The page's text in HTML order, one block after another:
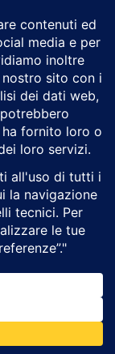
Pilastro,
Pilastro